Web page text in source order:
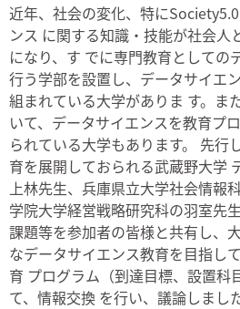
近年、社会の変化、特に
ンス に関する知識・技能が社会人
になり、す でに専門教育としての
行う学部を設置し、データサイエ
組まれている大学がありま す。ま
いて、データサイエンスを教育プ
られている大学もあります。 先行
育を展開しておられる武蔵野大学
上林先生、兵庫県立大学社会情報
学院大学経営戦略研究科の羽室先
課題等を参加者の皆様と共有し、
なデータサイエンス教育を目指し
育 プログラム（到達目標、設置科
て、情報交換 を行い、議論しました